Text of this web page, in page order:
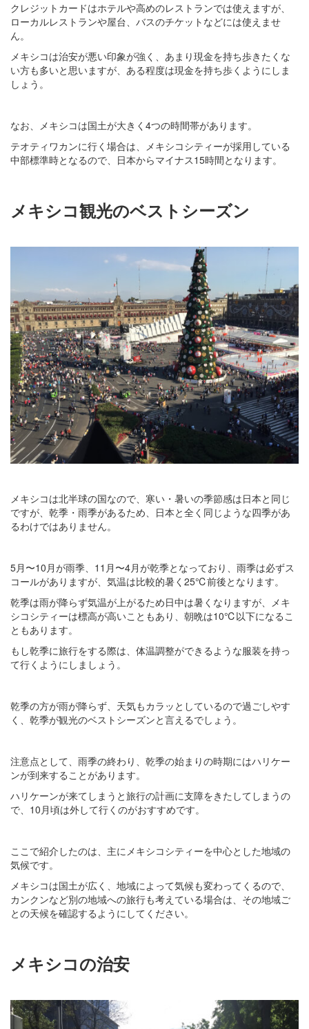
クレジットカードはホテルや高めのレストランでは使えますが、
ローカルレストランや屋台、バスのチケットなどには使えませ
ん。
メキシコは治安が悪い印象が強く、あまり現金を持ち歩きたくな
い方も多いと思いますが、ある程度は現金を持ち歩くようにしま
しょう。
なお、メキシコは国土が大きく4つの時間帯があります。
テオティワカンに行く場合は、メキシコシティーが採用している
中部標準時となるので、日本からマイナス15時間となります。
メキシコ観光のベストシーズン
メキシコは北半球の国なので、寒い・暑いの季節感は日本と同じ
ですが、乾季・雨季があるため、日本と全く同じような四季があ
るわけではありません。
5月〜10月が雨季、11月〜4月が乾季となっており、雨季は必ずス
コールがありますが、気温は比較的暑く25℃前後となります。
乾季は雨が降らず気温が上がるため日中は暑くなりますが、メキ
シコシティーは標高が高いこともあり、朝晩は10℃以下になるこ
ともあります。
もし乾季に旅行をする際は、体温調整ができるような服装を持っ
て行くようにしましょう。
乾季の方が雨が降らず、天気もカラッとしているので過ごしやす
く、乾季が観光のベストシーズンと言えるでしょう。
注意点として、雨季の終わり、乾季の始まりの時期にはハリケー
ンが到来することがあります。
ハリケーンが来てしまうと旅行の計画に支障をきたしてしまうの
で、10月頃は外して行くのがおすすめです。
ここで紹介したのは、主にメキシコシティーを中心とした地域の
気候です。
メキシコは国土が広く、地域によって気候も変わってくるので、
カンクンなど別の地域への旅行も考えている場合は、その地域ご
との天候を確認するようにしてください。
メキシコの治安